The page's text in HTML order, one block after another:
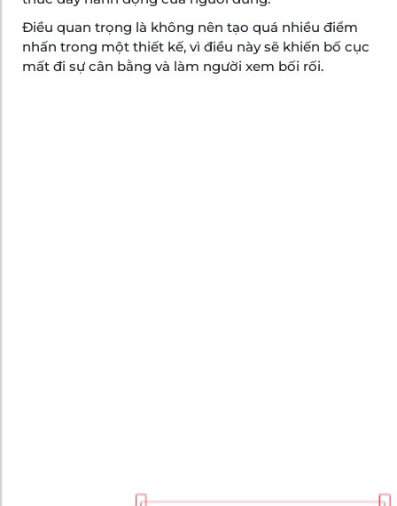
Điều quan trọng là không nên tạo quá nhiều điểm
nhấn trong một thiết kế, vì điều này sẽ khiến bố cục
mất đi sự cân bằng và làm người xem bối rối.